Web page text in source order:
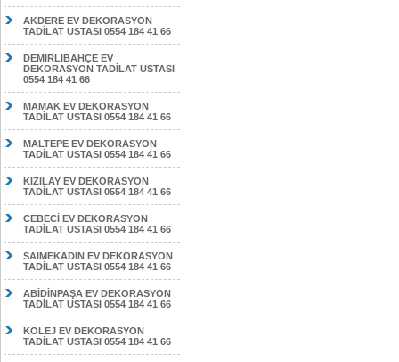
AKDERE EV DEKORASYON
TADİLAT USTASI 0554 184 41 66
DEMİRLİBAHÇE EV
DEKORASYON TADİLAT USTASI
0554 184 41 66
MAMAK EV DEKORASYON
TADİLAT USTASI 0554 184 41 66
MALTEPE EV DEKORASYON
TADİLAT USTASI 0554 184 41 66
KIZILAY EV DEKORASYON
TADİLAT USTASI 0554 184 41 66
CEBECİ EV DEKORASYON
TADİLAT USTASI 0554 184 41 66
SAİMEKADIN EV DEKORASYON
TADİLAT USTASI 0554 184 41 66
ABİDİNPAŞA EV DEKORASYON
TADİLAT USTASI 0554 184 41 66
KOLEJ EV DEKORASYON
TADİLAT USTASI 0554 184 41 66